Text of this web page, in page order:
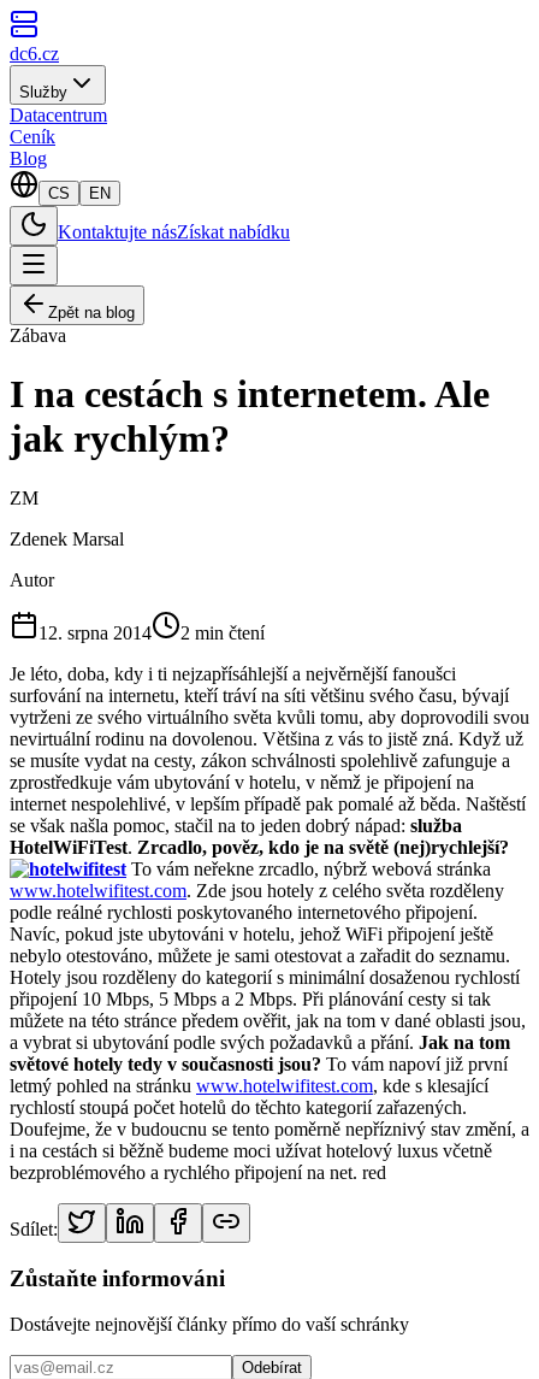
dc6.cz
Služby
Datacentrum
Ceník
Blog
CS EN
Kontaktujte násZískat nabídku
Zpět na blog
Zábava
I na cestách s internetem. Ale
jak rychlým?
ZM
Zdenek Marsal
Autor
12. srpna 2014 2 min čtení
Je léto, doba, kdy i ti nejzapřísáhlejší a nejvěrnější fanoušci
surfování na internetu, kteří tráví na síti většinu svého času, bývají
vytrženi ze svého virtuálního světa kvůli tomu, aby doprovodili svou
nevirtuální rodinu na dovolenou. Většina z vás to jistě zná. Když už
se musíte vydat na cesty, zákon schválnosti spolehlivě zafunguje a
zprostředkuje vám ubytování v hotelu, v němž je připojení na
internet nespolehlivé, v lepším případě pak pomalé až běda. Naštěstí
se však našla pomoc, stačil na to jeden dobrý nápad: služba
HotelWiFiTest. Zrcadlo, pověz, kdo je na světě (nej)rychlejší?
To vám neřekne zrcadlo, nýbrž webová stránka
www.hotelwifitest.com. Zde jsou hotely z celého světa rozděleny
podle reálné rychlosti poskytovaného internetového připojení.
Navíc, pokud jste ubytováni v hotelu, jehož WiFi připojení ještě
nebylo otestováno, můžete je sami otestovat a zařadit do seznamu.
Hotely jsou rozděleny do kategorií s minimální dosaženou rychlostí
připojení 10 Mbps, 5 Mbps a 2 Mbps. Při plánování cesty si tak
můžete na této stránce předem ověřit, jak na tom v dané oblasti jsou,
a vybrat si ubytování podle svých požadavků a přání. Jak na tom
světové hotely tedy v současnosti jsou? To vám napoví již první
letmý pohled na stránku www.hotelwifitest.com, kde s klesající
rychlostí stoupá počet hotelů do těchto kategorií zařazených.
Doufejme, že v budoucnu se tento poměrně nepříznivý stav změní, a
i na cestách si běžně budeme moci užívat hotelový luxus včetně
bezproblémového a rychlého připojení na net. red
Sdílet:
Zůstaňte informováni
Dostávejte nejnovější články přímo do vaší schránky
Odebírat